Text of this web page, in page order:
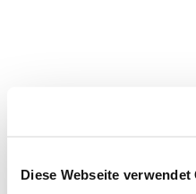
Diese Webseite verwendet